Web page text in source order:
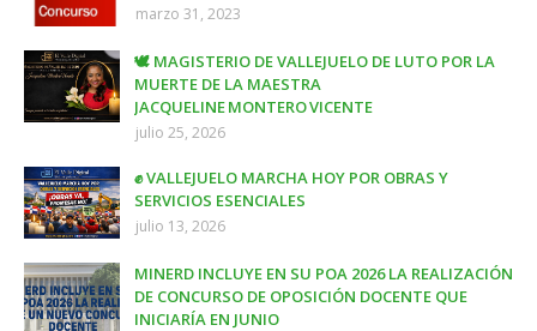
marzo 31, 2023
🕊️ MAGISTERIO DE VALLEJUELO DE LUTO POR LA
MUERTE DE LA MAESTRA
JACQUELINE MONTERO VICENTE
julio 25, 2026
✊ VALLEJUELO MARCHA HOY POR OBRAS Y
SERVICIOS ESENCIALES
julio 13, 2026
MINERD INCLUYE EN SU POA 2026 LA REALIZACIÓN
DE CONCURSO DE OPOSICIÓN DOCENTE QUE
INICIARÍA EN JUNIO